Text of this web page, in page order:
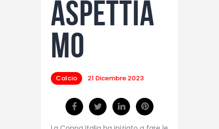
aspettia
mo
Calcio 21 Dicembre 2023